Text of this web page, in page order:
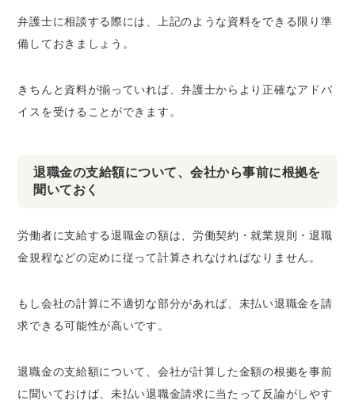
弁護士に相談する際には、上記のような資料をできる限り準
備しておきましょう。
きちんと資料が揃っていれば、弁護士からより正確なアドバ
イスを受けることができます。
退職金の支給額について、会社から事前に根拠を
聞いておく
労働者に支給する退職金の額は、労働契約・就業規則・退職
金規程などの定めに従って計算されなければなりません。
もし会社の計算に不適切な部分があれば、未払い退職金を請
求できる可能性が高いです。
退職金の支給額について、会社が計算した金額の根拠を事前
に聞いておけば、未払い退職金請求に当たって反論がしやす